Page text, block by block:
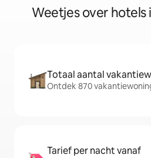
Weetjes over hotels
Totaal aantal
Ontdek 870
Tarief per nacht vanaf